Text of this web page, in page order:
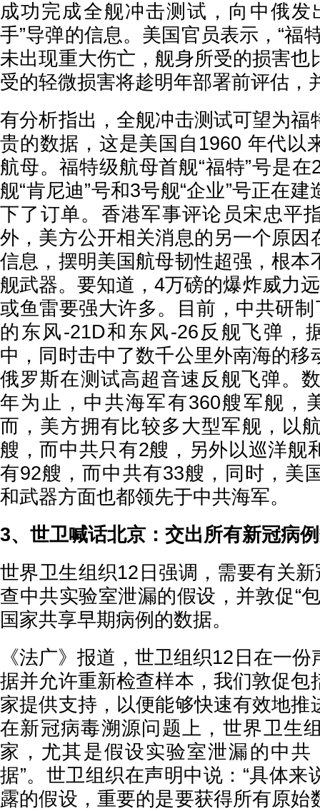
成功完成全舰冲击测试，向中俄发
手”导弹的信息。美国官员表示，“福
未出现重大伤亡，舰身所受的损害也
受的轻微损害将趁明年部署前评估，
有分析指出，全舰冲击测试可望为福
贵的数据，这是美国自1960 年代以
航母。福特级航母首舰“福特”号是
舰“肯尼迪”号和3号舰“企业”号正在
下了订单。香港军事评论员宋忠平
外，美方公开相关消息的另一个原因
信息，摆明美国航母韧性超强，根本
舰武器。要知道，4万磅的爆炸威力
或鱼雷要强大许多。目前，中共研制
的东风-21D和东风-26反舰飞弹，
中，同时击中了数千公里外南海的移
俄罗斯在测试高超音速反舰飞弹。
年为止，中共海军有360艘军舰，
而，美方拥有比较多大型军舰，以
艘，而中共只有2艘，另外以巡洋舰
有92艘，而中共有33艘，同时，美
和武器方面也都领先于中共海军。
3、世卫喊话北京：交出所有新冠病
世界卫生组织12日强调，需要有关新
查中共实验室泄漏的假设，并敦促“
国家共享早期病例的数据。
《法广》报道，世卫组织12日在一
据并允许重新检查样本，我们敦促包
家提供支持，以便能够快速有效地推
在新冠病毒溯源问题上，世界卫生
家，尤其是假设实验室泄漏的中共
据”。世卫组织在声明中说：“具体来
露的假设，重要的是要获得所有原始